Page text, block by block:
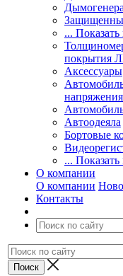
... Показать
покрытия
Аксессуары
напряжения
Автоодеяла
Бортовые
... Показать
О компании
О компании
Контакты